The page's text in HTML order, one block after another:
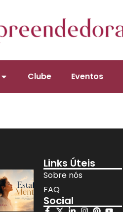
Clube Eventos
Links Úteis
Sobre nós
FAQ
Social